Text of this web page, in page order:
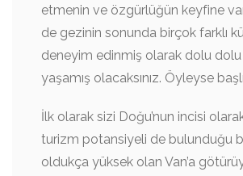
etmenin ve özgürlüğün keyfine
de gezinin sonunda birçok farklı
deneyim edinmiş olarak dolu
yaşamış olacaksınız. Öyleyse
İlk olarak sizi Doğu’nun incisi
turizm potansiyeli de bulunduğu
oldukça yüksek olan Van’a